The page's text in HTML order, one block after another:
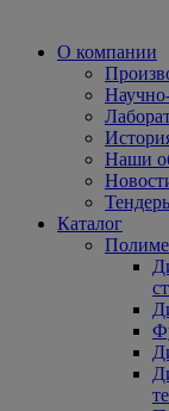
О компании
Наши
Каталог